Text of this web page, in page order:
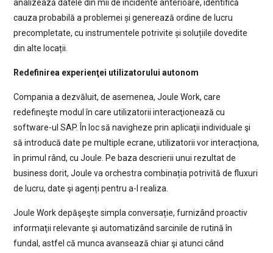
analizează datele din mii de incidente anterioare, identifică
cauza probabilă a problemei și generează ordine de lucru
precompletate, cu instrumentele potrivite și soluțiile dovedite
din alte locații.
Redefinirea experienţei utilizatorului autonom
Compania a dezvăluit, de asemenea, Joule Work, care
redefineşte modul în care utilizatorii interacţionează cu
software-ul SAP. În loc să navigheze prin aplicaţii individuale şi
să introducă date pe multiple ecrane, utilizatorii vor interacționa,
în primul rând, cu Joule. Pe baza descrierii unui rezultat de
business dorit, Joule va orchestra combinația potrivită de fluxuri
de lucru, date şi agenți pentru a-l realiza.
Joule Work depăşeşte simpla conversație, furnizând proactiv
informaţii relevante şi automatizând sarcinile de rutină în
fundal, astfel că munca avansează chiar şi atunci când